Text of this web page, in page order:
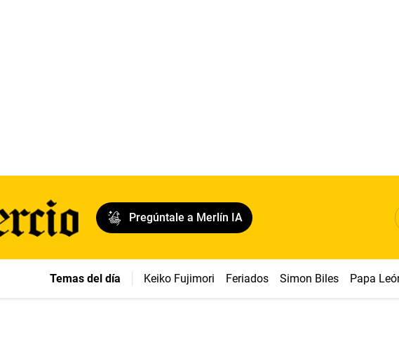
Pregúntale a Merlín IA
Temas del día Keiko Fujimori Feriados Simon Biles Papa